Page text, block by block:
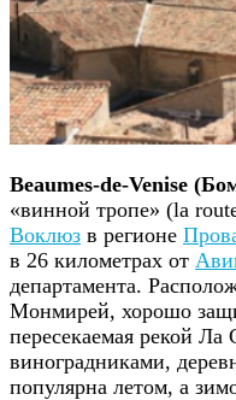
Beaumes-de-Venise
«винной тропе» (la
Воклюз в регионе
в 26 километрах от
департамента.
Монмирей, хорошо
пересекаемая рекой Ла
виноградниками,
популярна летом, а